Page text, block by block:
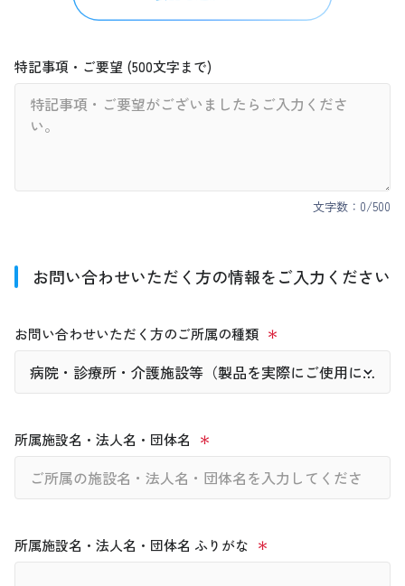
特記事項・ご要望 (500文字まで)
文字数： 0/500
お問い合わせいただく方の情報をご入力ください
お問い合わせいただく方のご所属の種類
所属施設名・法人名・団体名
所属施設名・法人名・団体名 ふりがな